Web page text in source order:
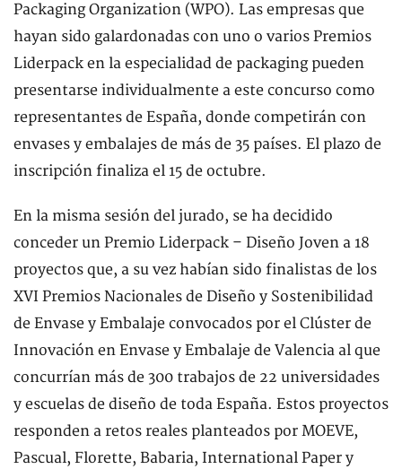
Packaging Organization (WPO). Las empresas que
hayan sido galardonadas con uno o varios Premios
Liderpack en la especialidad de packaging pueden
presentarse individualmente a este concurso como
representantes de España, donde competirán con
envases y embalajes de más de 35 países. El plazo de
inscripción finaliza el 15 de octubre.
En la misma sesión del jurado, se ha decidido
conceder un Premio Liderpack – Diseño Joven a 18
proyectos que, a su vez habían sido finalistas de los
XVI Premios Nacionales de Diseño y Sostenibilidad
de Envase y Embalaje convocados por el Clúster de
Innovación en Envase y Embalaje de Valencia al que
concurrían más de 300 trabajos de 22 universidades
y escuelas de diseño de toda España. Estos proyectos
responden a retos reales planteados por MOEVE,
Pascual, Florette, Babaria, International Paper y